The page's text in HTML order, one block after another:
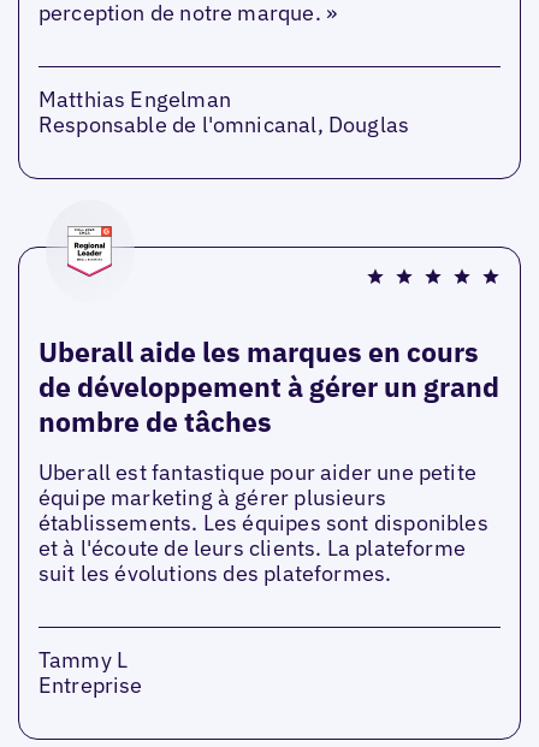
perception de notre marque. »
Matthias Engelman
Responsable de l'omnicanal, Douglas
Uberall aide les marques en cours
de développement à gérer un grand
nombre de tâches
Uberall est fantastique pour aider une petite
équipe marketing à gérer plusieurs
établissements. Les équipes sont disponibles
et à l'écoute de leurs clients. La plateforme
suit les évolutions des plateformes.
Tammy L
Entreprise